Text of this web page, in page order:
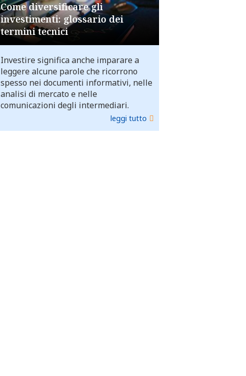
Come diversificare gli
investimenti: glossario dei
termini tecnici
Investire significa anche imparare a
leggere alcune parole che ricorrono
spesso nei documenti informativi, nelle
analisi di mercato e nelle
comunicazioni degli intermediari.
leggi tutto